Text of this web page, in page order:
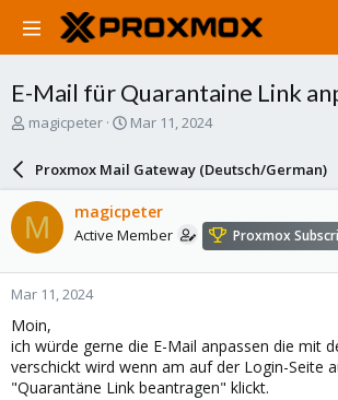
E-Mail für Quarantaine Link
T
a
d
s
t
a
r
t
e
r
magicpeter
S
a
d
a
e
Mar 11, 2024
Proxmox Mail Gateway (Deutsch/German)
M magicpeter
Active Member Proxmox
Mar 11, 2024
Moin,
ich würde gerne die E-Mail anpassen die mit
verschickt wird wenn am auf der Login-Seite
"Quarantäne Link beantragen" klickt.